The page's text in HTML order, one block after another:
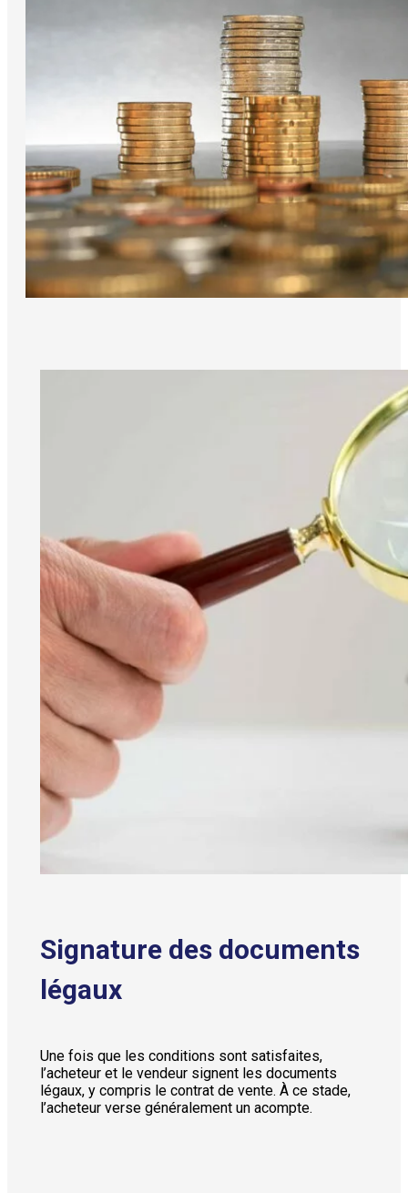
Signature des documents
légaux
Une fois que les conditions sont satisfaites,
l’acheteur et le vendeur signent les documents
légaux, y compris le contrat de vente. À ce stade,
l’acheteur verse généralement un acompte.